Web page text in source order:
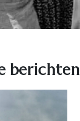
berichten